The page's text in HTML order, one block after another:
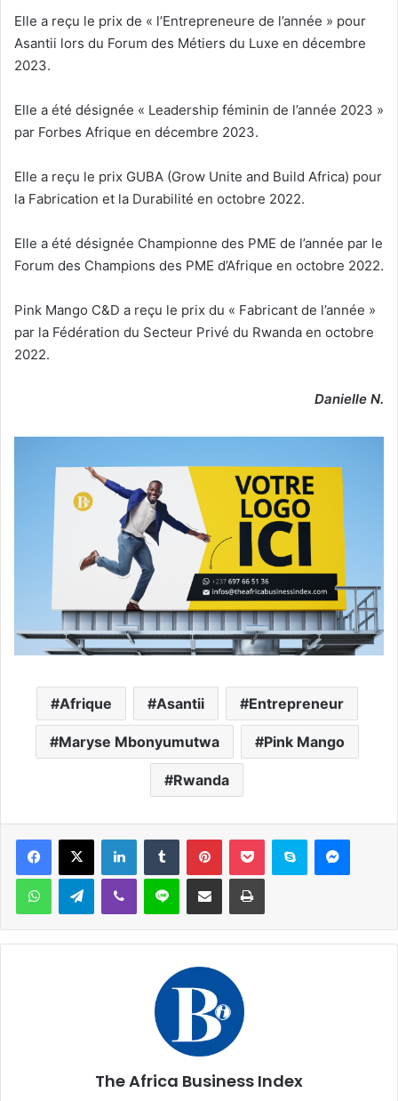
Elle a reçu le prix de « l’Entrepreneure de l’année » pour
Asantii lors du Forum des Métiers du Luxe en décembre
2023.
Elle a été désignée « Leadership féminin de l’année 2023 »
par Forbes Afrique en décembre 2023.
Elle a reçu le prix GUBA (Grow Unite and Build Africa) pour
la Fabrication et la Durabilité en octobre 2022.
Elle a été désignée Championne des PME de l’année par le
Forum des Champions des PME d’Afrique en octobre 2022.
Pink Mango C&D a reçu le prix du « Fabricant de l’année »
par la Fédération du Secteur Privé du Rwanda en octobre
2022.
Danielle N.
Afrique Asantii Entrepreneur
Maryse Mbonyumutwa Pink Mango
Rwanda
Facebook
X LinkedinTumblr PinterestPocket Skype
WhatsAppTelegramViber Ligne Partager par email Imprimer
The Africa Business Index